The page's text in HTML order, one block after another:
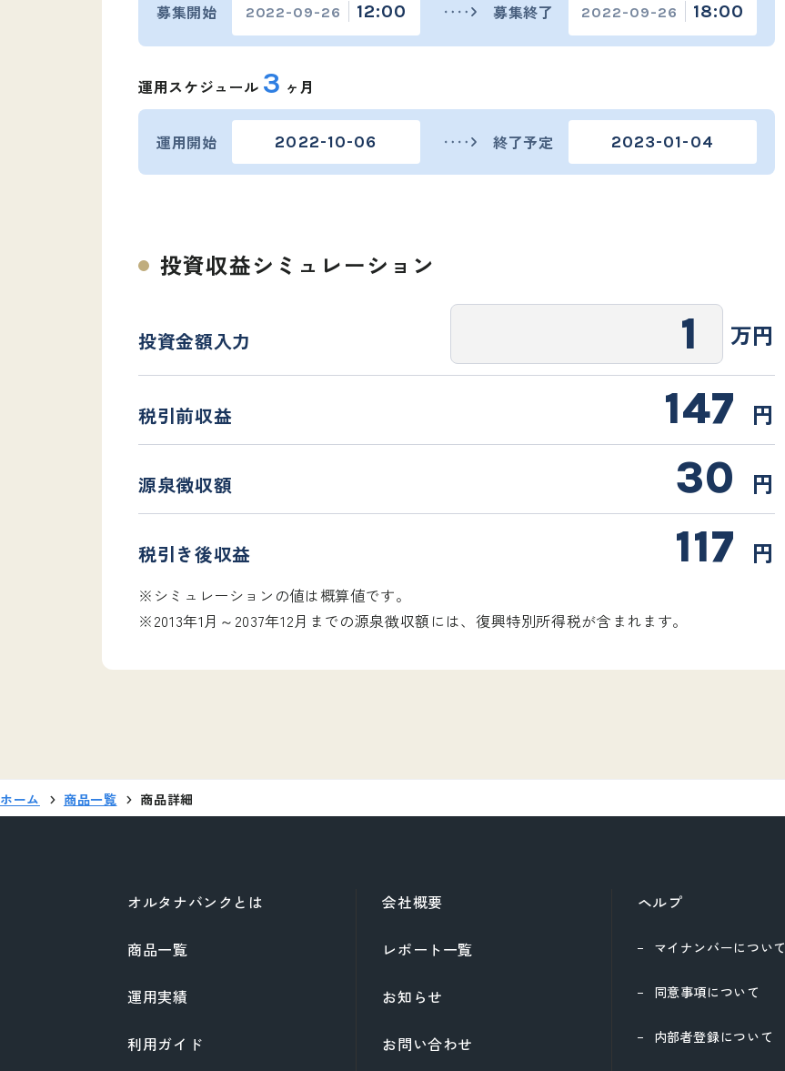
募集開始 2022-09-26 12:00 募集終了 2022-09-26 18:00
運用スケジュール 3 ヶ月
運用開始 2022-10-06 終了予定 2023-01-04
投資収益シミュレーション
投資金額入力 万円
税引前収益 147 円
源泉徴収額 30 円
税引き後収益 117 円
※シミュレーションの値は概算値です。
※2013年1月～2037年12月までの源泉徴収額には、復興特別所得税が含まれます。
お済みの上行ってください。
ログイン 新規会員登録
ホーム 商品一覧 商品詳細
オルタナバンクとは
商品一覧
運用実績
利用ガイド
会社概要
レポート一覧
お知らせ
お問い合わせ
ヘルプ
マイナンバーについて
同意事項について
内部者登録について
これより先は、SAMURAI証券のウェブサイトではありません